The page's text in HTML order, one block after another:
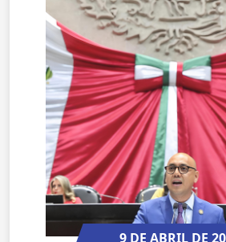
9 DE ABRIL DE